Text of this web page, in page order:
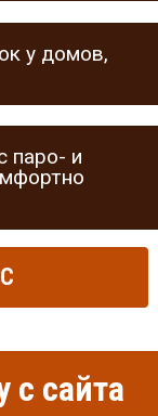
у домов,
паро- и
с сайта